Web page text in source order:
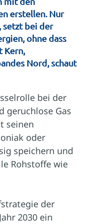
erstellen. Nur
setzt bei der
ohne dass
Kern,
Nord, schaut
bei der
geruchlose Gas
seinen
oder
speichern und
Rohstoffe wie
der
2030 ein